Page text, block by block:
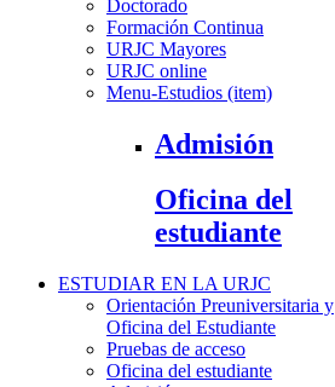
Doctorado
Formación Continua
URJC Mayores
URJC online
Menu-Estudios (item)
Admisión
Oficina del
estudiante
ESTUDIAR EN LA URJC
Orientación Preuniversitaria y
Oficina del Estudiante
Pruebas de acceso
Oficina del estudiante